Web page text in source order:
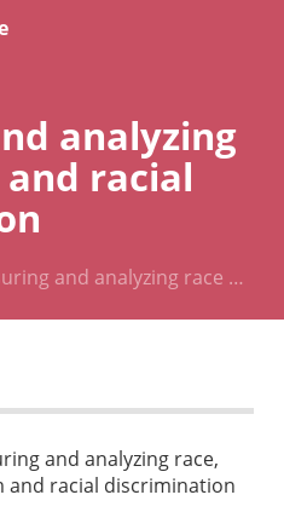
analyzing
and racial
and analyzing race …
and analyzing race,
and racial discrimination